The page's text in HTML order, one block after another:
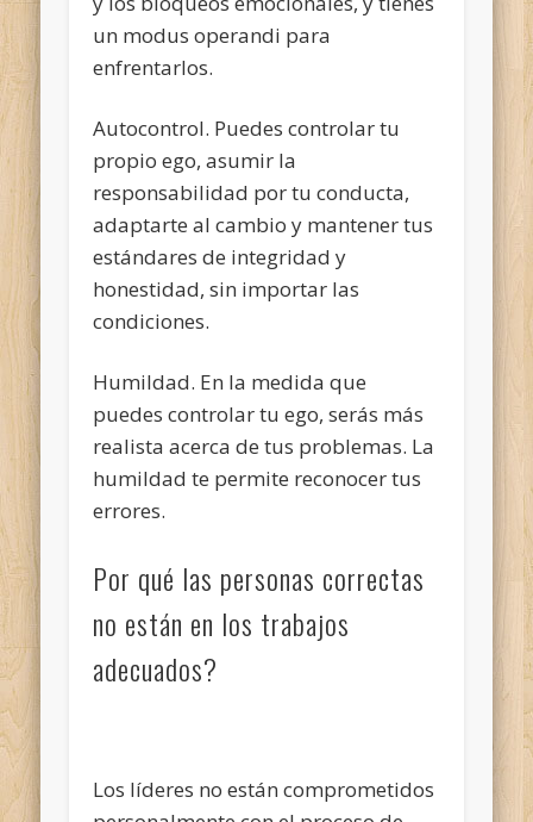
un modus operandi para
enfrentarlos.
Autocontrol. Puedes controlar tu
propio ego, asumir la
responsabilidad por tu conducta,
adaptarte al cambio y mantener tus
estándares de integridad y
honestidad, sin importar las
condiciones.
Humildad. En la medida que
puedes controlar tu ego, serás más
realista acerca de tus problemas. La
humildad te permite reconocer tus
errores.
Por qué las personas correctas
no están en los trabajos
adecuados?
Los líderes no están comprometidos